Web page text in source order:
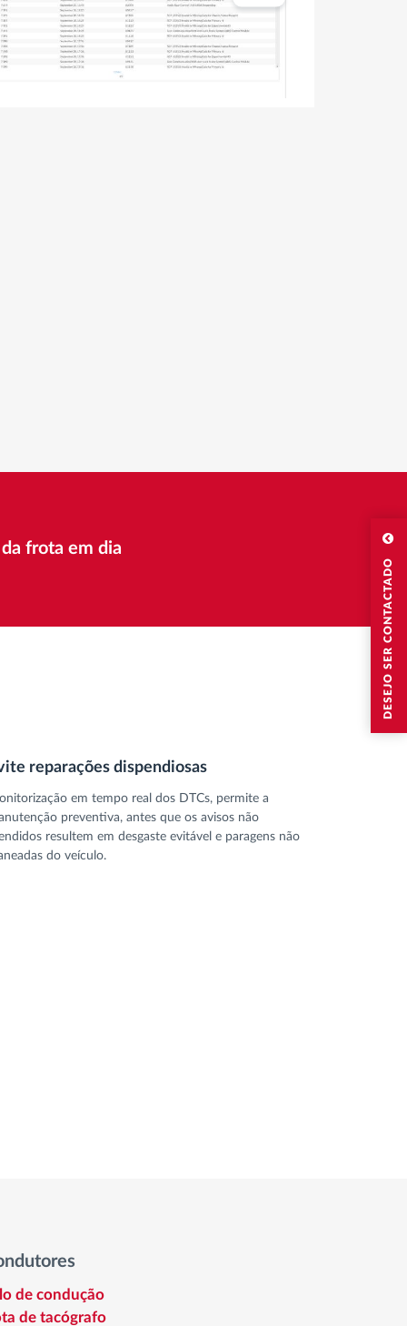
DESEJO SER CONTACTADO
frota em dia
reparações dispendiosas
em tempo real dos DTCs, permite a
preventiva, antes que os avisos não
resultem em desgaste evitável e paragens não
do veículo.
de condução
de tacógrafo